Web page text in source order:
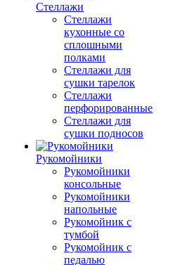
Стеллажи
Стеллажи
кухонные со
сплошными
полками
Стеллажи для
сушки тарелок
Стеллажи
перфорированные
Стеллажи для
сушки подносов
Рукомойники
Рукомойники
консольные
Рукомойники
напольные
Рукомойник с
тумбой
Рукомойник с
педалью